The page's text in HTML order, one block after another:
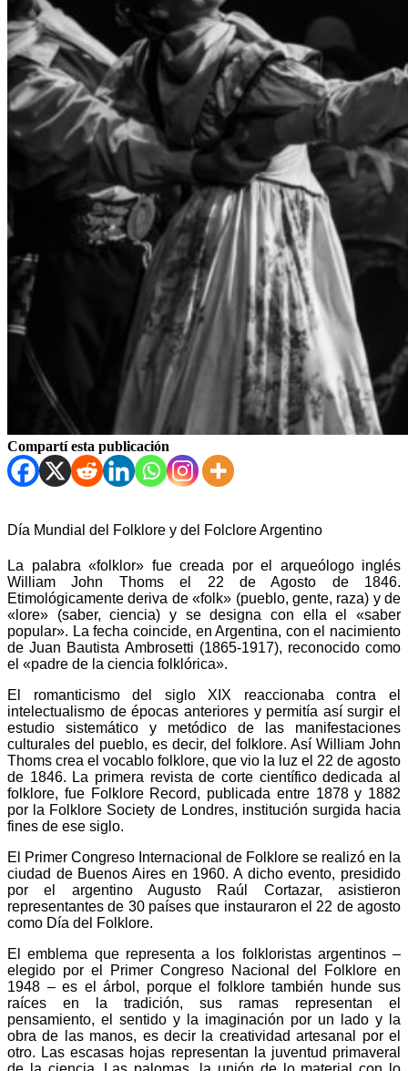
Compartí esta publicación
Día Mundial del Folklore y del Folclore Argentino
La palabra «folklor» fue creada por el arqueólogo inglés
William John Thoms el 22 de Agosto de 1846.
Etimológicamente deriva de «folk» (pueblo, gente, raza) y de
«lore» (saber, ciencia) y se designa con ella el «saber
popular». La fecha coincide, en Argentina, con el nacimiento
de Juan Bautista Ambrosetti (1865-1917), reconocido como
el «padre de la ciencia folklórica».
El romanticismo del siglo XIX reaccionaba contra el
intelectualismo de épocas anteriores y permitía así surgir el
estudio sistemático y metódico de las manifestaciones
culturales del pueblo, es decir, del folklore. Así William John
Thoms crea el vocablo folklore, que vio la luz el 22 de agosto
de 1846. La primera revista de corte científico dedicada al
folklore, fue Folklore Record, publicada entre 1878 y 1882
por la Folklore Society de Londres, institución surgida hacia
fines de ese siglo.
El Primer Congreso Internacional de Folklore se realizó en la
ciudad de Buenos Aires en 1960. A dicho evento, presidido
por el argentino Augusto Raúl Cortazar, asistieron
representantes de 30 países que instauraron el 22 de agosto
como Día del Folklore.
El emblema que representa a los folkloristas argentinos –
elegido por el Primer Congreso Nacional del Folklore en
1948 – es el árbol, porque el folklore también hunde sus
raíces en la tradición, sus ramas representan el
pensamiento, el sentido y la imaginación por un lado y la
obra de las manos, es decir la creatividad artesanal por el
otro. Las escasas hojas representan la juventud primaveral